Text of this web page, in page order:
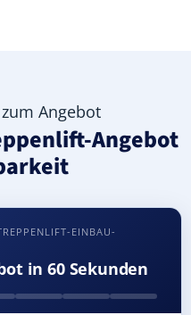
Angebot
Angebot
EINBAU-
in 60 Sekunden